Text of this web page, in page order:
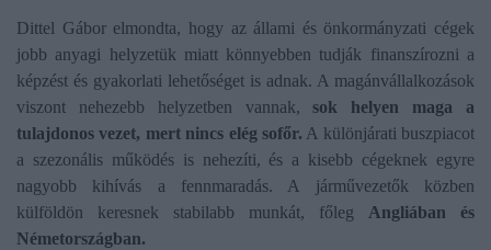
Dittel Gábor elmondta, hogy az állami és önkormányzati cégek
jobb anyagi helyzetük miatt könnyebben tudják finanszírozni a
képzést és gyakorlati lehetőséget is adnak. A magánvállalkozások
viszont nehezebb helyzetben vannak,sok helyen maga a
tulajdonos vezet, mert nincs elég sofőr. A különjárati buszpiacot
a szezonális működés is nehezíti, és a kisebb cégeknek egyre
nagyobb kihívás a fennmaradás. A járművezetők közben
külföldön keresnek stabilabb munkát, főleg Angliában és
Németországban.